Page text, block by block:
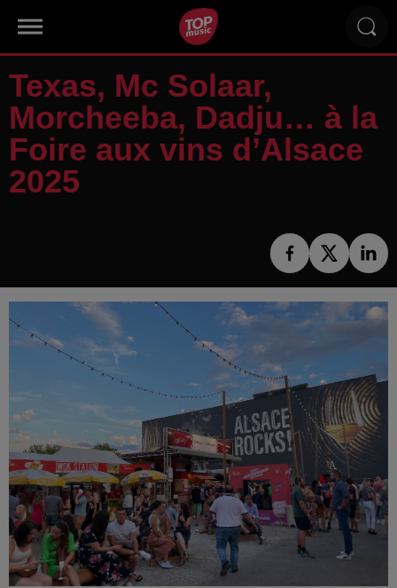
Texas, Mc Solaar,
Morcheeba, Dadju… à la
Foire aux vins d’Alsace
2025